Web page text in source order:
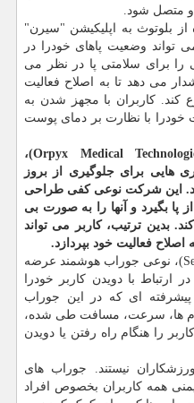
متصل شود.
از بلوتوث به اپلیکیشن "سیرن"
تواند وضعیت پاهای خودرا در
را برای سلامتی پا در نظر می
می دهد تا به اصلاح فعالیت
کند. کاربران با مجهز شدن به
خودرا با نظارت بر دمای پوست
"اورپیکس مدیکال تکنولوژیز"(Orpyx Medical Technologies)،
برای جلوگیری از بروز
این شرکت نوعی کفی طراحی
پا بگیرد و آنها را به صورت بی
بدین ترتیب، کاربر می تواند
فعالیت خود بپردازد.
شرکت آمریکایی "سنسوریا"(Sensoria)، نوعی جوراب هوشمند عرضه
ارتباط با دویدن کاربر خودرا
پیشرفته ای که در این جوراب
گام ها، سرعت، مسافت طی شده،
را هنگام راه رفتن یا دویدن
نیستند. جوراب های
همه کاربران بخصوص افراد